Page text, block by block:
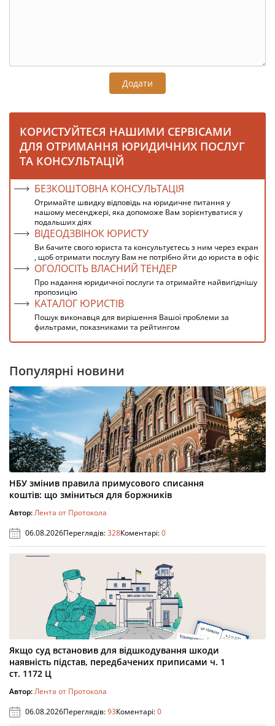
Додати
КОРИСТУЙТЕСЯ НАШИМИ СЕРВІСАМИ
ДЛЯ ОТРИМАННЯ ЮРИДИЧНИХ ПОСЛУГ
ТА КОНСУЛЬТАЦІЙ
БЕЗКОШТОВНА КОНСУЛЬТАЦІЯ
Отримайте швидку відповідь на юридичне питання у
нашому месенджері, яка допоможе Вам зорієнтуватися у
подальших діях
ВІДЕОДЗВІНОК ЮРИСТУ
Ви бачите свого юриста та консультуєтесь з ним через екран
, щоб отримати послугу Вам не потрібно йти до юриста в офіс
ОГОЛОСІТЬ ВЛАСНИЙ ТЕНДЕР
Про надання юридичної послуги та отримайте найвигіднішу
пропозицію
КАТАЛОГ ЮРИСТІВ
Пошук виконавця для вирішення Вашої проблеми за
фильтрами, показниками та рейтингом
Популярні новини
НБУ змінив правила примусового списання
коштів: що зміниться для боржників
Автор:Лента от Протокола
06.08.2026Переглядів:328Коментарі:0
Якщо суд встановив для відшкодування шкоди
наявність підстав, передбачених приписами ч. 1
ст. 1172 Ц
Автор:Лента от Протокола
06.08.2026Переглядів:93Коментарі:0